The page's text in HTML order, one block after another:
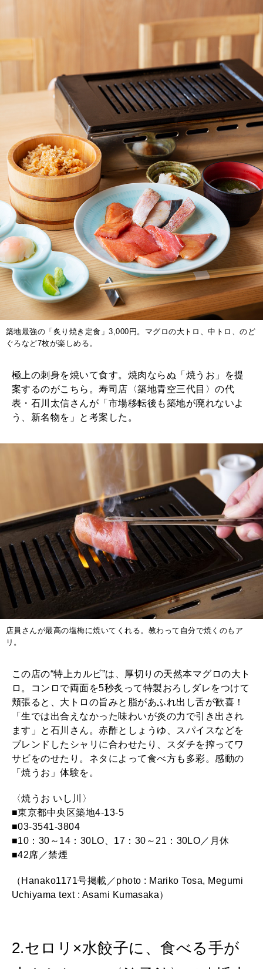
2026年6月号「大銀座 トレンドが生まれる 新しい一流店へ。」
2026年5月号「“大好き”に出会いに。韓国」
2026年4月号「未来をつくる、学びの教科書。」
2026年3月号「スイーツ予想図 2026」
2026年2月号「良運を掴む 新・開運術。」
2026年1月号「猫がいれば、幸せ」
2025年12月号「お酒の新常識。」
FOLLOW US!
築地最強の「炙り焼き定食」3,000円。マグロの大トロ、中トロ、のど
ぐろなど7枚が楽しめる。
極上の刺身を焼いて食す。焼肉ならぬ「焼うお」を提
案するのがこちら。寿司店〈築地青空三代目〉の代
表・石川太信さんが「市場移転後も築地が廃れないよ
う、新名物を」と考案した。
店員さんが最高の塩梅に焼いてくれる。教わって自分で焼くのもア
リ。
この店の“特上カルビ”は、厚切りの天然本マグロの大ト
ロ。コンロで両面を5秒炙って特製おろしダレをつけて
頬張ると、大トロの旨みと脂があふれ出し舌が歓喜！
「生では出合えなかった味わいが炎の力で引き出され
ます」と石川さん。赤酢としょうゆ、スパイスなどを
ブレンドしたシャリに合わせたり、スダチを搾ってワ
サビをのせたり。ネタによって食べ方も多彩。感動の
「焼うお」体験を。
〈焼うお いし川〉
■東京都中央区築地4-13-5
■03-3541-3804
■10：30～14：30LO、17：30～21：30LO／月休
■42席／禁煙
（Hanako1171号掲載／photo : Mariko Tosa, Megumi
Uchiyama text : Asami Kumasaka）
2.セロリ×水餃子に、食べる手が